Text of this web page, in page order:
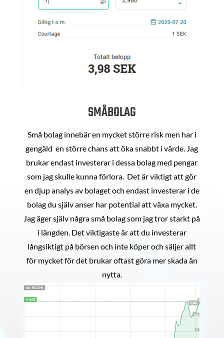
SMÅBOLAG
Små bolag innebär en mycket större risk men har i
gengäld en större chans att öka snabbt i värde. Jag
brukar endast investerar i dessa bolag med pengar
som jag skulle kunna förlora. Det är viktigt att gör
en djup analys av bolaget och endast investerar i de
bolag du själv anser har potential att växa mycket.
Jag äger själv några små bolag som jag tror starkt på
i längden. Det viktigaste är att du investerar
långsiktigt på börsen och inte köper och säljer allt
för mycket för det brukar oftast göra mer skada än
nytta.